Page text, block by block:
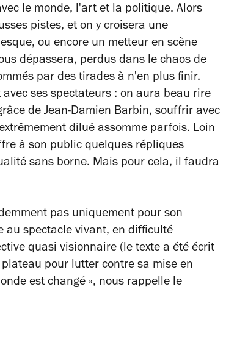
le monde, l'art et la politique. Alors
pistes, et on y croisera une
ou encore un metteur en scène
dépassera, perdus dans le chaos de
par des tirades à n'en plus finir.
ses spectateurs : on aura beau rire
de Jean-Damien Barbin, souffrir avec
dilué assomme parfois. Loin
à son public quelques répliques
sans borne. Mais pour cela, il faudra
pas uniquement pour son
spectacle vivant, en difficulté
quasi visionnaire (le texte a été écrit
pour lutter contre sa mise en
est changé », nous rappelle le